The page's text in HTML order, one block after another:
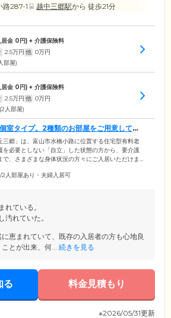
路287-1
越中三郷駅から 徒歩21分
居金 0円) + 介護保険料
2.5万円 他 0万円
部屋)
居金 0円) + 介護保険料
2.5万円 他 0万円
人部屋)
室タイプ。2種類のお部屋をご用意してい
三郷」は、富山市水橋小路に位置する住宅型有料老
を必要としない「自立」した状態の方から、要介護
で、さまざまな身体状況の方々にご入居いただけま
タイプ。ご入居者様同士の距離が近く、コミュニ
お一人おひとりをサポートいたしますのでご安心く
/2人部屋あり・夫婦入居可
れている。
汚れていた。
恵まれていて、既存の入居者の方も心地良
とが出来、何... 続きを見る
る 料金見積もり
※2026/05/31更新